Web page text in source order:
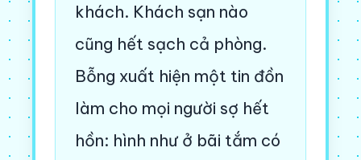
khách. Khách sạn nào
cũng hết sạch cả phòng.
Bỗng xuất hiện một tin đồn
làm cho mọi người sợ hết
hồn: hình như ở bãi tắm có